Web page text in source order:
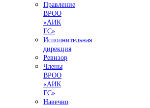
Правление
ВРОО
«АИК
ГС»
Исполнительная
дирекция
Ревизор
Члены
ВРОО
«АИК
ГС»
Навечно